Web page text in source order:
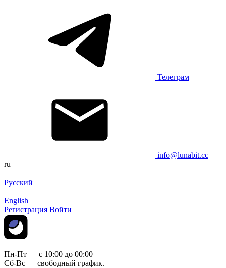
Телеграм
info@lunabit.cc
ru
Русский
English
Регистрация Войти
Пн-Пт — c 10:00 до 00:00
Сб-Вс — свободный график.